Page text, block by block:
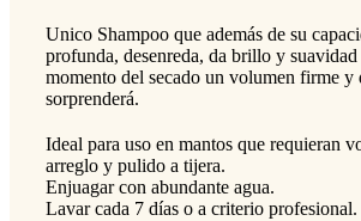
Unico Shampoo que además de su
profunda, desenreda, da brillo y
momento del secado un volumen firme y
sorprenderá.
Ideal para uso en mantos que requieran
arreglo y pulido a tijera.
Enjuagar con abundante agua.
Lavar cada 7 días o a criterio profesional.